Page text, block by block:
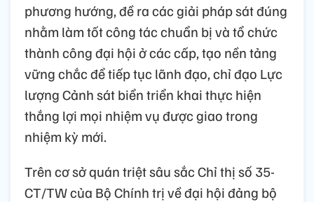
phương hướng, đề ra các giải pháp sát đúng
nhằm làm tốt công tác chuẩn bị và tổ chức
thành công đại hội ở các cấp, tạo nền tảng
vững chắc để tiếp tục lãnh đạo, chỉ đạo Lực
lượng Cảnh sát biển triển khai thực hiện
thắng lợi mọi nhiệm vụ được giao trong
nhiệm kỳ mới.
Trên cơ sở quán triệt sâu sắc Chỉ thị số 35-
CT/TW của Bộ Chính trị về đại hội đảng bộ